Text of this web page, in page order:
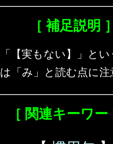
［ 補足説明 ］
「【実もない】」とい
は「み」と読む点に注
［ 関連キーワー